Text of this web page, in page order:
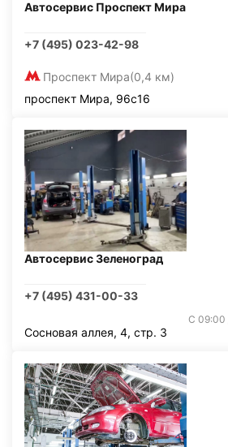
Автосервис Проспект Мира
+7 (495) 023-42-98
Проспект Мира(0,4 км)
проспект Мира, 96с16
Автосервис Зеленоград
+7 (495) 431-00-33
С 09:00
Сосновая аллея, 4, стр. 3